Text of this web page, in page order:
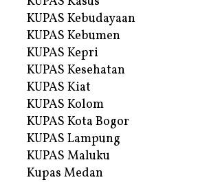
KUPAS Kebudayaan
KUPAS Kebumen
KUPAS Kepri
KUPAS Kesehatan
KUPAS Kiat
KUPAS Kolom
KUPAS Kota Bogor
KUPAS Lampung
KUPAS Maluku
Kupas Medan